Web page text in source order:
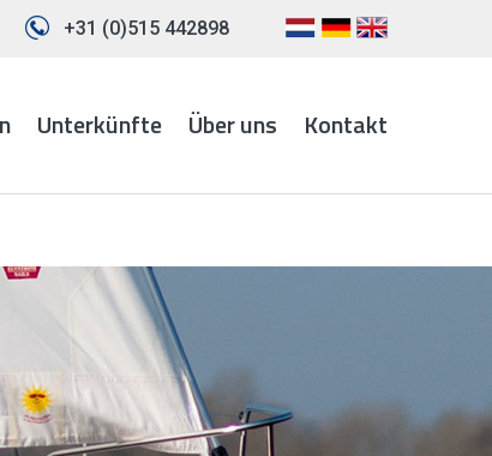
+31 (0)515 442898
Unterkünfte Über uns Kontakt